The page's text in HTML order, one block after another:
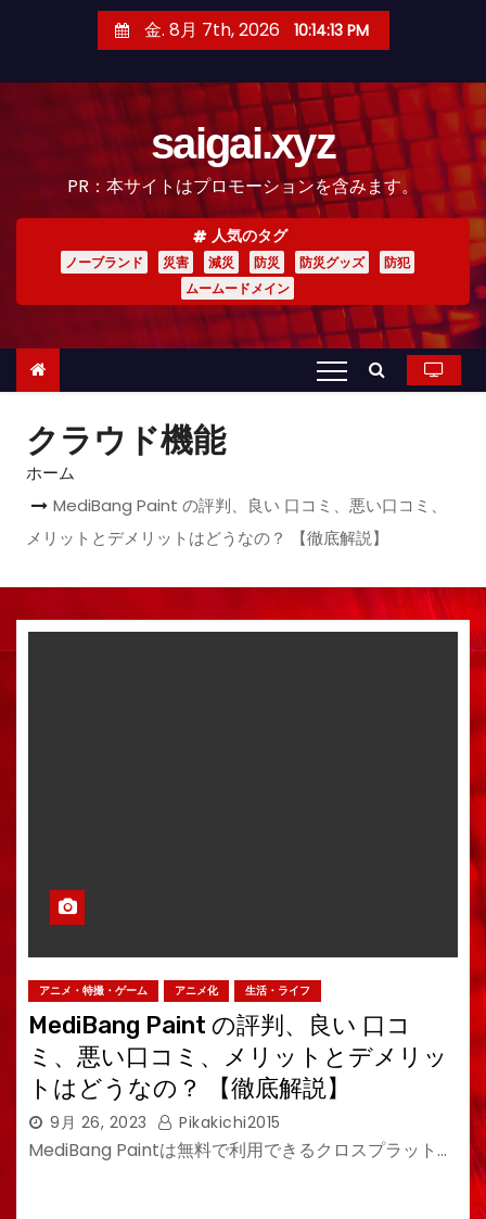
金. 8月 7th, 2026 10:14:14 PM
saigai.xyz
PR：本サイトはプロモーションを含みます。
人気のタグ
ノーブランド 災害 減災 防災 防災グッズ
防犯
ムームードメイン
クラウド機能
ホーム
MediBang Paint の評判、良い 口コミ、悪い口コミ、
メリットとデメリットはどうなの？ 【徹底解説】
アニメ・特撮・ゲーム アニメ化 生活・ライフ
MediBang Paint の評判、良い 口コ
ミ、悪い口コミ、メリットとデメリッ
トはどうなの？ 【徹底解説】
9月 26, 2023 Pikakichi2015
MediBang Paintは無料で利用できるクロスプラット…